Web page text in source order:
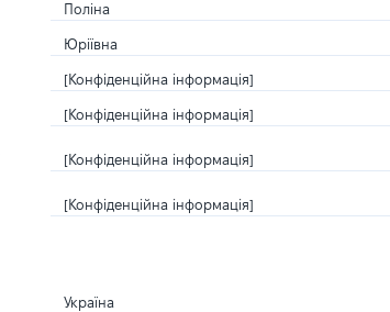
Поліна
Юріївна
[Конфіденційна інформація]
[Конфіденційна інформація]
[Конфіденційна інформація]
[Конфіденційна інформація]
Україна